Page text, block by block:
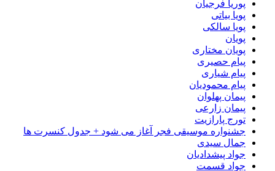
پوریا فرجیان
پویا بیاتی
پویا سالکی
پویان
پویان مختاری
پیام حصیری
پیام شیاری
پیام محمودیان
پیمان پهلوان
پیمان زارعی
تورج پارازیت
جشنواره موسیقی فجر آغاز می شود + جدول کنسرت ها
جمال سیدی
جواد پیشدادیان
جواد قسمت